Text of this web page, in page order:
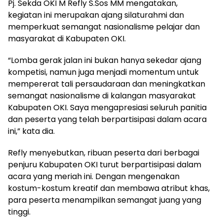
Pj. Sekda OKI M Refly S.Sos MM mengatakan,
kegiatan ini merupakan ajang silaturahmi dan
memperkuat semangat nasionalisme pelajar dan
masyarakat di Kabupaten OKI.
“Lomba gerak jalan ini bukan hanya sekedar ajang
kompetisi, namun juga menjadi momentum untuk
mempererat tali persaudaraan dan meningkatkan
semangat nasionalisme di kalangan masyarakat
Kabupaten OKI. Saya mengapresiasi seluruh panitia
dan peserta yang telah berpartisipasi dalam acara
ini,” kata dia.
Refly menyebutkan, ribuan peserta dari berbagai
penjuru Kabupaten OKI turut berpartisipasi dalam
acara yang meriah ini. Dengan mengenakan
kostum-kostum kreatif dan membawa atribut khas,
para peserta menampilkan semangat juang yang
tinggi.